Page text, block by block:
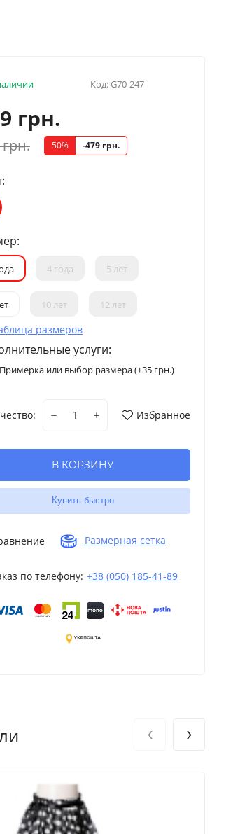
Код: G70-247
грн.
50% -479 грн.
4 года 5 лет
10 лет 12 лет
размеров
услуги:
Примерка или выбор размера (+35 грн.)
Избранное
В КОРЗИНУ
Купить быстро
Размерная сетка
по телефону: +38 (050) 185-41-89
‹ ›